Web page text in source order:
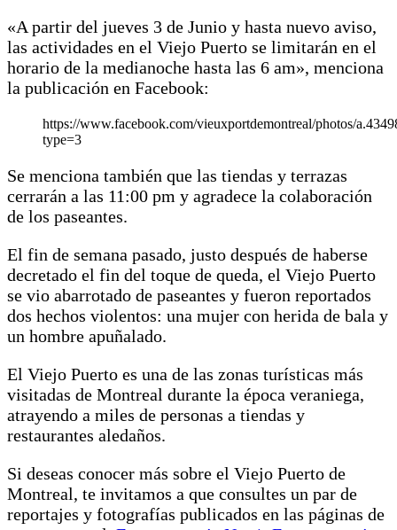
«A partir del jueves 3 de Junio y hasta nuevo aviso,
las actividades en el Viejo Puerto se limitarán en el
horario de la medianoche hasta las 6 am», menciona
la publicación en Facebook:
https://www.facebook.com/vieuxportdemontreal/photos/
type=3
Se menciona también que las tiendas y terrazas
cerrarán a las 11:00 pm y agradece la colaboración
de los paseantes.
El fin de semana pasado, justo después de haberse
decretado el fin del toque de queda, el Viejo Puerto
se vio abarrotado de paseantes y fueron reportados
dos hechos violentos: una mujer con herida de bala y
un hombre apuñalado.
El Viejo Puerto es una de las zonas turísticas más
visitadas de Montreal durante la época veraniega,
atrayendo a miles de personas a tiendas y
restaurantes aledaños.
Si deseas conocer más sobre el Viejo Puerto de
Montreal, te invitamos a que consultes un par de
reportajes y fotografías publicados en las páginas de